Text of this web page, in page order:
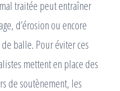
traitée peut entraîner
d’érosion ou encore
balle. Pour éviter ces
mettent en place des
de soutènement, les